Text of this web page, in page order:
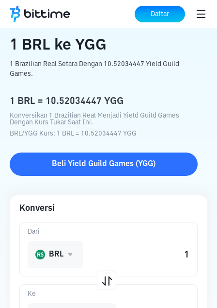
Daftar
Beranda Konverter Kripto ke YGG
1 BRL ke YGG
1 Brazilian Real Setara Dengan 10.52034447 Yield Guild
Games.
1 BRL = 10.52034447 YGG
Konversikan 1 Brazilian Real Menjadi Yield Guild Games
Dengan Kurs Tukar Saat Ini.
BRL/YGG Kurs: 1 BRL = 10.52034447 YGG
Beli Yield Guild Games (YGG)
Konversi
Ke
Dari
BRL